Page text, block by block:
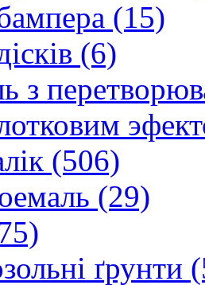
(15)
(6)
з
(506)
(29)
ґрунти